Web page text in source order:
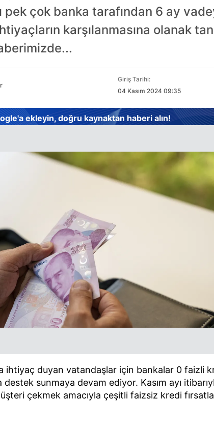
pek çok banka tarafından 6 ay
karşılanmasına olanak
Giriş Tarihi:
04 Kasım 2024 09:35
ekleyin, doğru kaynaktan haberi alın!
ihtiyaç duyan vatandaşlar için bankalar 0 faizli
destek sunmaya devam ediyor. Kasım ayı
çekmek amacıyla çeşitli faizsiz kredi